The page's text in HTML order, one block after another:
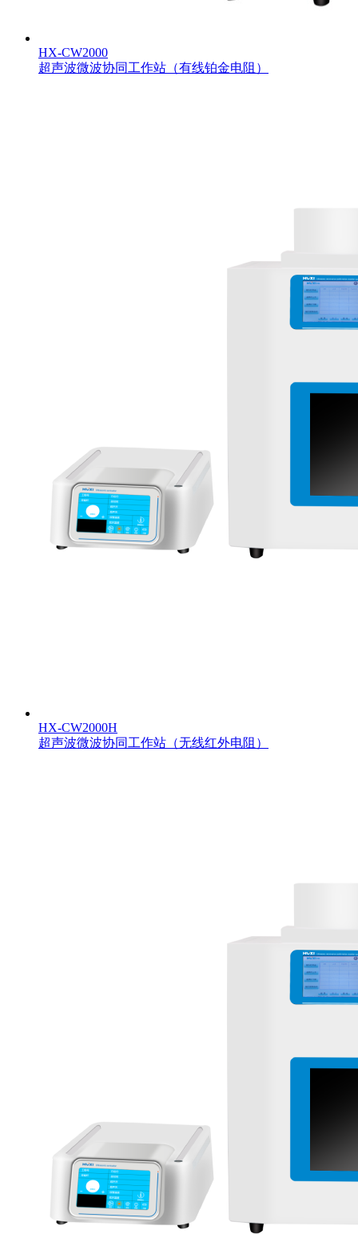
HX-CW2000
超声波微波协同工作站（有线铂金电阻）
HX-CW2000H
超声波微波协同工作站（无线红外电阻）